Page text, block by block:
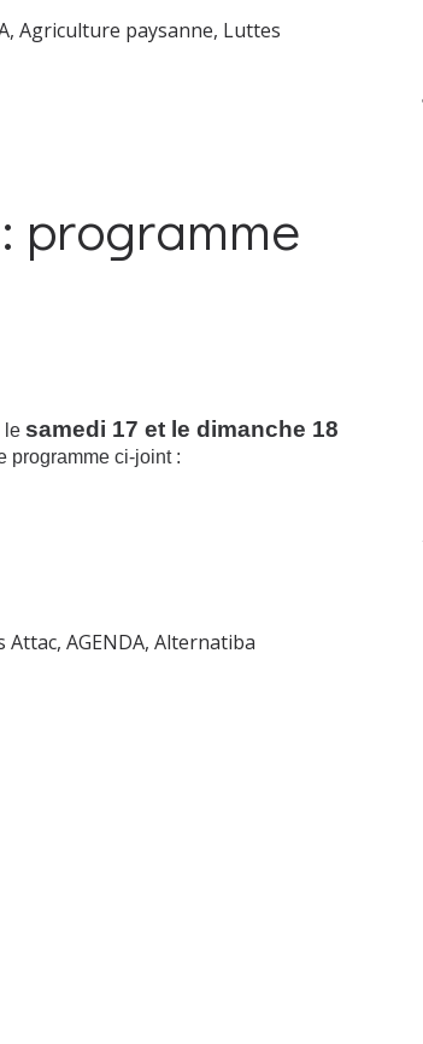
,Agriculture paysanne, Luttes
programme
lesamedi 17 et le dimanche 18
programme ci-joint :
Attac,AGENDA,Alternatiba